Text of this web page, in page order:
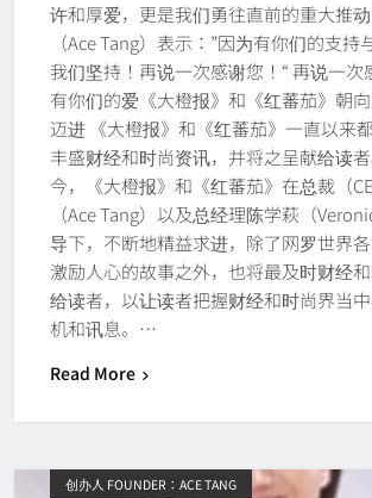
许和厚爱，更是我们勇往直前的重大推
（Ace Tang）表示：”因为有你们的支持
我们坚持！再说一次感谢您！“ 再说一次
有你们的爱《大橙报》和《红蕃茄》朝
迈进 《大橙报》和《红蕃茄》一直以来
丰盛财经和时尚资讯，并将之呈献给读
今，《大橙报》和《红蕃茄》在总裁（
（Ace Tang）以及总经理陈学萩（
导下，不断地精益求进，除了网罗世界
激励人心的故事之外，也将最及时财经
给读者，以让读者把握财经和时尚界当
机和讯息。…
Read More
创办人 FOUNDER：ACE TANG